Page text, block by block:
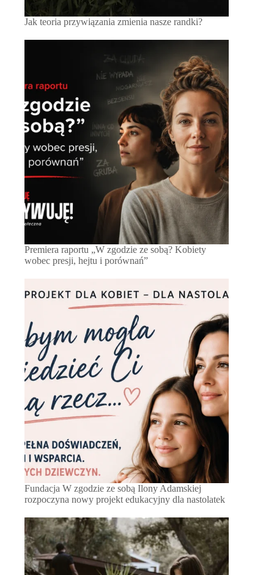
Jak teoria przywiązania zmienia nasze randki?
Premiera raportu „W zgodzie ze sobą? Kobiety
wobec presji, hejtu i porównań”
Fundacja W zgodzie ze sobą Ilony Adamskiej
rozpoczyna nowy projekt edukacyjny dla nastolatek